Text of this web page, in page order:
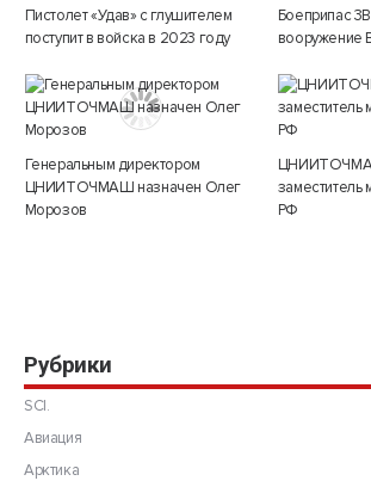
Пистолет «Удав» с глушителем
поступит в войска в 2023 году
Боеприпас
вооружение
Генеральным директором
ЦНИИТОЧМАШ назначен Олег
Морозов
заместитель
РФ
Рубрики
SCI.
Авиация
Арктика